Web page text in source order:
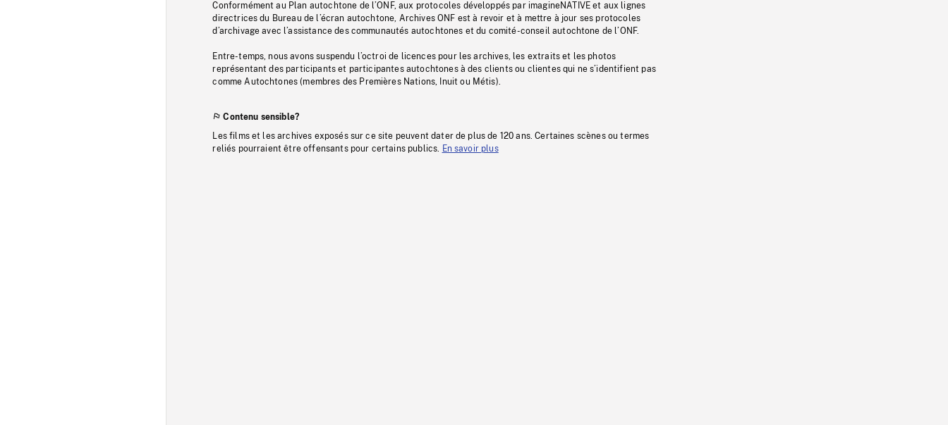
Conformément au Plan autochtone de l’ONF, aux protocoles développés par imagineNATIVE et aux lignes
directrices du Bureau de l’écran autochtone, Archives ONF est à revoir et à mettre à jour ses protocoles
d’archivage avec l’assistance des communautés autochtones et du comité-conseil autochtone de l’ONF.
Entre-temps, nous avons suspendu l’octroi de licences pour les archives, les extraits et les photos
représentant des participants et participantes autochtones à des clients ou clientes qui ne s’identifient pas
comme Autochtones (membres des Premières Nations, Inuit ou Métis).
Contenu sensible?
Les films et les archives exposés sur ce site peuvent dater de plus de 120 ans. Certaines scènes ou termes
reliés pourraient être offensants pour certains publics. En savoir plus